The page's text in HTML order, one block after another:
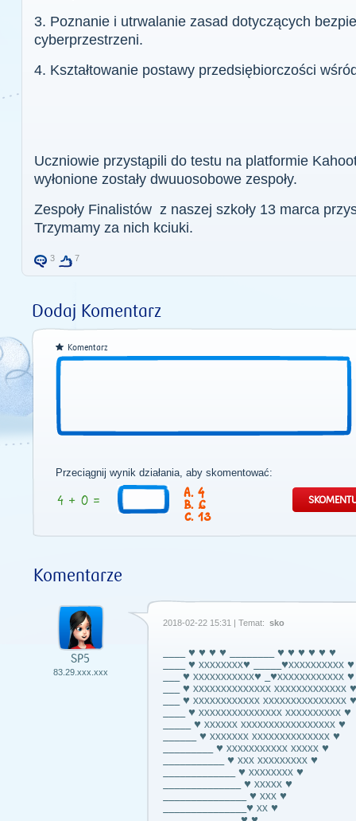
3. Poznanie i utrwalanie zasad dotyczących
cyberprzestrzeni.
4. Kształtowanie postawy przedsiębiorczości
Uczniowie przystąpili do testu na platformie
wyłonione zostały dwuuosobowe zespoły.
Zespoły Finalistów z naszej szkoły 13 marca
Trzymamy za nich kciuki.
3 7
Dodaj Komentarz
Komentarz
Przeciągnij wynik działania, aby skomentować:
4
6
13
Komentarze
SP5
83.29.xxx.xxx
2018-02-22 15:31 | Temat: sko
____ ♥ ♥ ♥ ♥ ________ ♥ ♥ ♥ ♥ ♥ ♥
____ ♥ xxxxxxxx♥ _____♥xxxxxxxxxx ♥
___ ♥ xxxxxxxxxxx♥ _♥xxxxxxxxxxxx ♥
___ ♥ xxxxxxxxxxxxxx xxxxxxxxxxxxx ♥
___ ♥ xxxxxxxxxxxx xxxxxxxxxxxxxxx ♥
____ ♥ xxxxxxxxxxxxxxx xxxxxxxxxx ♥
_____ ♥ xxxxxx xxxxxxxxxxxxxxxxx ♥
______ ♥ xxxxxxx xxxxxxxxxxxxxx ♥
_________ ♥ xxxxxxxxxxx xxxxx ♥
___________ ♥ xxx xxxxxxxxx ♥
_____________ ♥ xxxxxxxx ♥
______________ ♥ xxxxx ♥
_______________ ♥ xxx ♥
_______________♥ xx ♥